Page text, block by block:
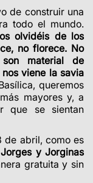
de construir una
todo el mundo.
olvidéis de los
no florece. No
material de
viene la savia
queremos
mayores y, a
que se sientan
de abril, como es
y Jorginas
gratuita y sin